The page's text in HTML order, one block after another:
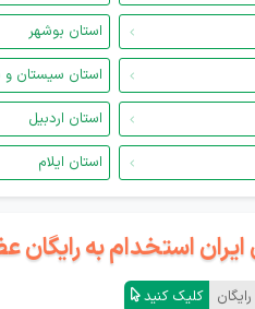
استان بوشهر
استان سیستان و
استان اردبیل
استان ایلام
ایران استخدام به
کلیک کنید